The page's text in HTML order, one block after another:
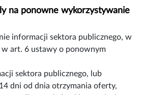
na ponowne wykorzystywanie
informacji sektora publicznego, w
art. 6 ustawy o ponownym
sektora publicznego, lub
dni od dnia otrzymania oferty,